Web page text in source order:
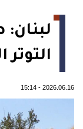
التوتر
2026.06.16
-
15:14